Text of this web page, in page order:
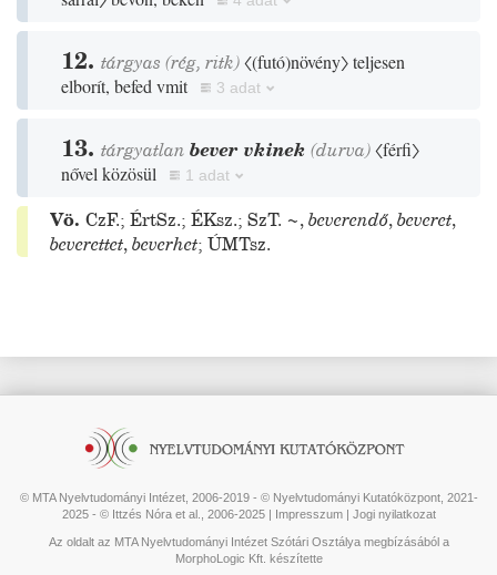
12. tárgyas (rég, ritk)〈(futó)növény〉teljesen
elborít, befed vmit
3 adat
13. tárgyatlan bever vkinek (durva)〈férfi〉
nővel közösül
1 adat
Vö. CzF.; ÉrtSz.; ÉKsz.; SzT. ~,beverendő,beveret,
beverettet,beverhet; ÚMTsz.
© MTA Nyelvtudományi Intézet, 2006-2019 - © Nyelvtudományi Kutatóközpont, 2021-
2025 - © Ittzés Nóra et al., 2006-2025 | Impresszum| Jogi nyilatkozat
Az oldalt az MTA Nyelvtudományi Intézet Szótári Osztálya megbízásából a
MorphoLogic Kft. készítette